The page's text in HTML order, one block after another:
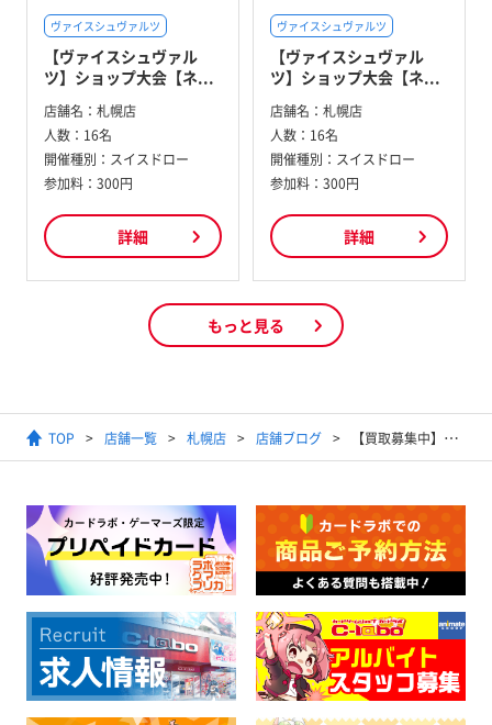
ヴァイスシュヴァルツ
【ヴァイスシュヴァル
ツ】ショップ大会【ネ...
店舗名： 札幌店
人数： 16名
開催種別： スイスドロー
参加料： 300円
詳細
ヴァイスシュヴァルツ
【ヴァイスシュヴァル
ツ】ショップ大会【ネ...
店舗名： 札幌店
人数： 16名
開催種別： スイスドロー
参加料： 300円
詳細
もっと見る
TOP 店舗一覧 札幌店 店舗ブログ 【買取募集中】ヴァイスシュヴァルツ 7/7更新